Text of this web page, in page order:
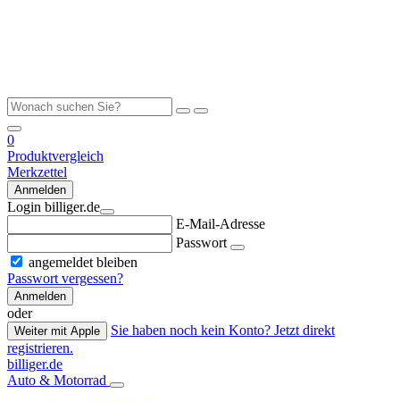
0
Produktvergleich
Merkzettel
Anmelden
Login billiger.de
E-Mail-Adresse
Passwort
angemeldet bleiben
Passwort vergessen?
Anmelden
oder
Weiter mit Apple
Sie haben noch kein Konto? Jetzt direkt
registrieren.
billiger.de
Auto & Motorrad